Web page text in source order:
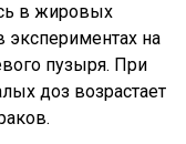
в жировых
экспериментах на
пузыря. При
доз возрастает